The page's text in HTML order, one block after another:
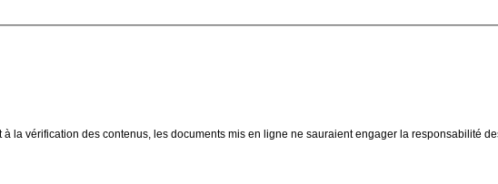
la vérification des contenus, les documents mis en ligne ne sauraient engager la responsabilité